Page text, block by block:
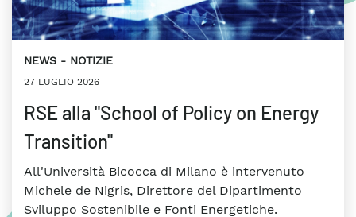
NEWS NOTIZIE
27 LUGLIO 2026
RSE alla "School of Policy on Energy
Transition"
All'Università Bicocca di Milano è intervenuto
Michele de Nigris, Direttore del Dipartimento
Sviluppo Sostenibile e Fonti Energetiche.